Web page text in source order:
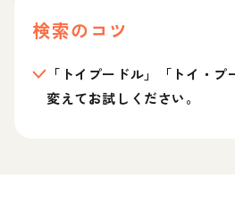
検索のコツ
「トイプードル」「トイ・
変えてお試しください。